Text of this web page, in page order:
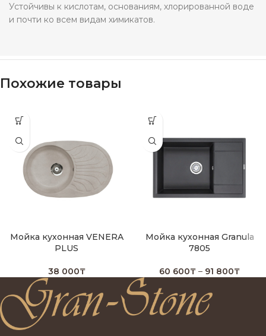
Устойчивы к кислотам, основаниям, хлорированной воде
и почти ко всем видам химикатов.
Похожие товары
Мойка кухонная VENERA
PLUS
38 000₸
Мойка кухонная Granula
7805
60 600₸ – 91 800₸